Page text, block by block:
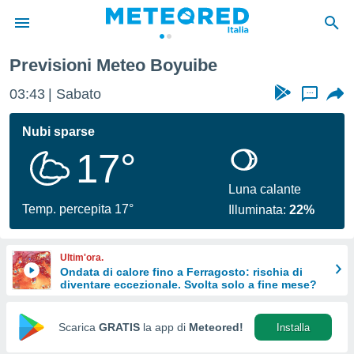
di
per
le
di
Web
Previsioni Meteo Boyuibe
03:43 Sabato ...
Nubi sparse
17°
Temp. percepita 17°
Luna calante
Illuminata:22%
Ultim'ora.
Ondata di calore fino a Ferragosto: rischia di
diventare eccezionale. Svolta solo a fine mese?
Scarica GRATIS la app di Meteored! Installa